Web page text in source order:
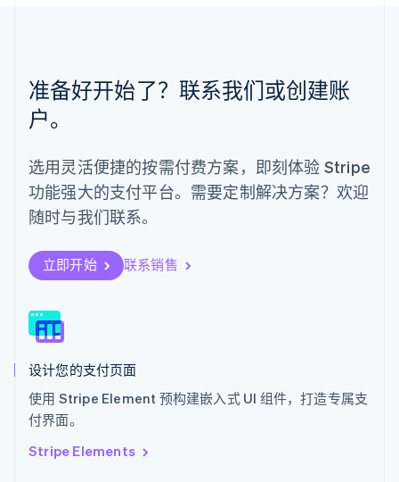
准备好开始了？联系我们或创建账
户。
选用灵活便捷的按需付费方案，即刻体验 Stripe
功能强大的支付平台。需要定制解决方案？欢迎
随时与我们联系。
立即开始 联系销售
设计您的支付页面
使用 Stripe Element 预构建嵌入式 UI 组件，打造专属支
付界面。
Stripe Elements
挪威
English
葡萄牙
日本
日本語English
瑞典
SvenskaEnglish
瑞士
塞浦路斯
English
English
斯洛文尼亚
泰国
希腊
English
西班牙